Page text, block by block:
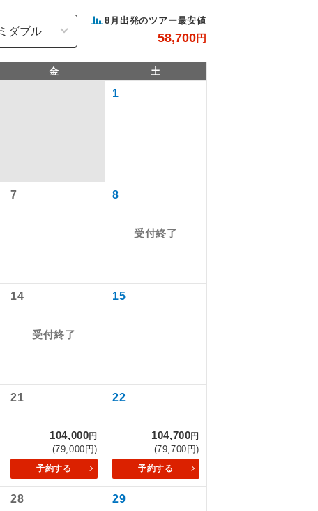
8 月出発のツアー最安値
58,700円
金 土
1
7 8
受付終了
14
受付終了
15
21
104,000円
(79,000円)
予約する
22
104,700円
(79,700円)
予約する
28 29
みはできま
で添乗員が
す。
訪ねるコー